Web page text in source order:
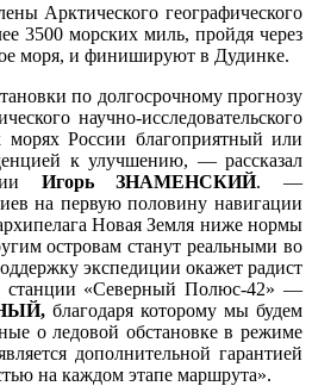
Арктического географического
3500 морских миль, пройдя через
моря, и финишируют в Дудинке.
по долгосрочному прогнозу
научно-исследовательского
морях России благоприятный или
к улучшению, — рассказал
Игорь ЗНАМЕНСКИЙ. —
на первую половину навигации
Новая Земля ниже нормы
островам станут реальными во
экспедиции окажет радист
станции «Северный Полюс-42» —
благодаря которому мы будем
о ледовой обстановке в режиме
дополнительной гарантией
на каждом этапе маршрута».